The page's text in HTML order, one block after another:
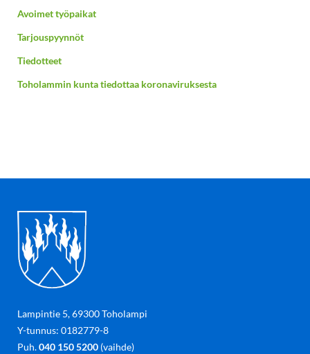
Avoimet työpaikat
Tarjouspyynnöt
Tiedotteet
Toholammin kunta tiedottaa koronaviruksesta
Lampintie 5, 69300 Toholampi
Y-tunnus: 0182779-8
Puh.040 150 5200(vaihde)